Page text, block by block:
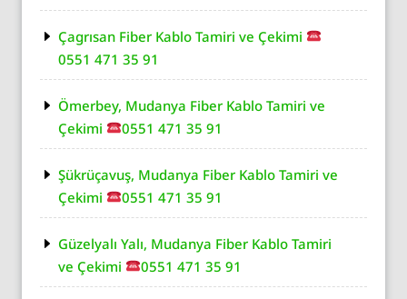
Çagrısan Fiber Kablo Tamiri ve Çekimi
0551 471 35 91
Ömerbey, Mudanya Fiber Kablo Tamiri ve
Çekimi
0551 471 35 91
Şükrüçavuş, Mudanya Fiber Kablo Tamiri ve
Çekimi
0551 471 35 91
Güzelyalı Yalı, Mudanya Fiber Kablo Tamiri
ve Çekimi
0551 471 35 91